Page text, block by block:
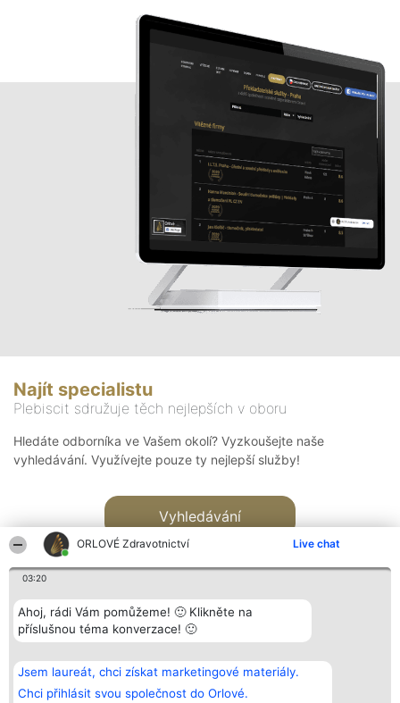
ORLOVÉ Zdravotnictví Live chat
03:20
Ahoj, rádi Vám pomůžeme! 🙂 Klikněte na
příslušnou téma konverzace! 🙂
Jsem laureát, chci získat marketingové materiály.
Chci přihlásit svou společnost do Orlové.
Najít specialistu
Plebiscit sdružuje těch nejlepších v oboru
Hledáte odborníka ve Vašem okolí? Vyzkoušejte naše
vyhledávání. Využívejte pouze ty nejlepší služby!
Vyhledávání
Bright Side Solutions sp. z o.
o. sp. k.
ul. Ruska 22
Wrocław 50-079
Vítězové
Seznam všech
laureátů
Zásady
Kontakt